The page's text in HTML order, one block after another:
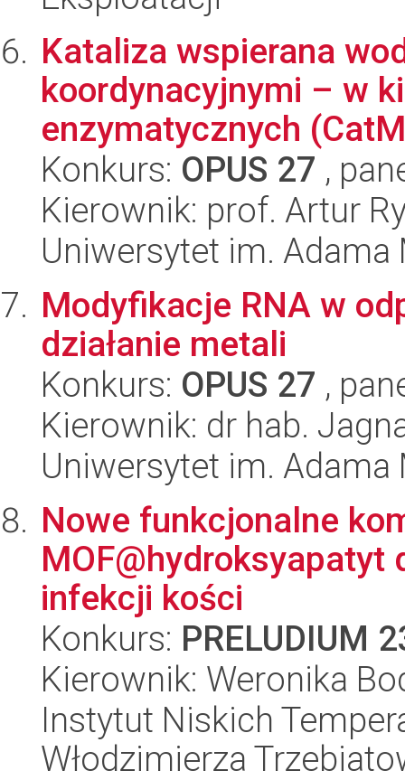
Kataliza wspierana
koordynacyjnymi – w
enzymatycznych
Konkurs: OPUS 27 ,
Kierownik: prof. Artur
Uniwersytet im.
Modyfikacje RNA w
działanie metali
Konkurs: OPUS 27 ,
Kierownik: dr hab.
Uniwersytet im.
Nowe funkcjonalne
MOF@hydroksyapatyt
infekcji kości
Konkurs: PRELUDIUM
Kierownik: Weronika
Instytut Niskich
Włodzimierza